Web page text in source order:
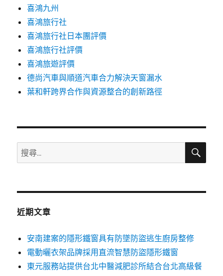
喜鴻九州
喜鴻旅行社
喜鴻旅行社日本團評價
喜鴻旅行社評價
喜鴻旅遊評價
德尚汽車與順道汽車合力解決天窗漏水
葉和軒跨界合作與資源整合的創新路徑
搜
尋
鍵
搜
近期文章
安南建案的隱形鐵窗具有防墜防盜逃生廚房整修
電動曬衣架品牌採用直流智慧防盜隱形鐵窗
東元服務站提供台北中醫減肥診所結合台北高級餐